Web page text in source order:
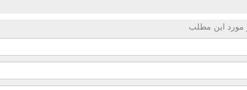
مورد این مطلب